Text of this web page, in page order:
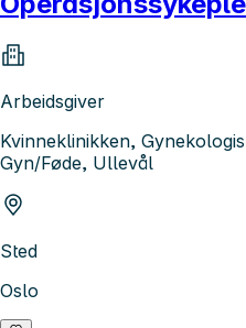
Arbeidsgiver
Kvinneklinikken,
Gyn/Føde, Ullevål
Sted
Oslo